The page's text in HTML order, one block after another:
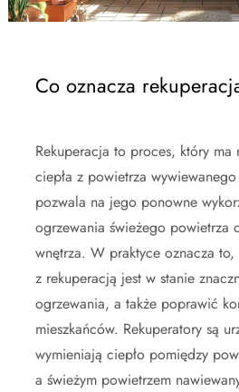
Co oznacza
Rekuperacja to proces, który ma
ciepła z powietrza
pozwala na jego ponowne
ogrzewania świeżego powietrza
wnętrza. W praktyce oznacza to,
z rekuperacją jest w stanie
ogrzewania, a także poprawić
mieszkańców. Rekuperatory są
wymieniają ciepło pomiędzy
a świeżym powietrzem